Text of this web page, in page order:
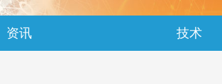
资讯 技术